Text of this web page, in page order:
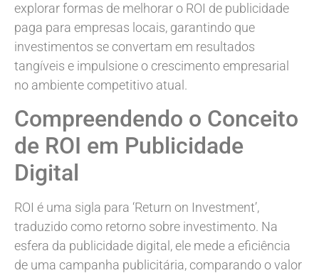
explorar formas de melhorar o ROI de publicidade
paga para empresas locais, garantindo que
investimentos se convertam em resultados
tangíveis e impulsione o crescimento empresarial
no ambiente competitivo atual.
Compreendendo o Conceito
de ROI em Publicidade
Digital
ROI é uma sigla para ‘Return on Investment’,
traduzido como retorno sobre investimento. Na
esfera da publicidade digital, ele mede a eficiência
de uma campanha publicitária, comparando o valor